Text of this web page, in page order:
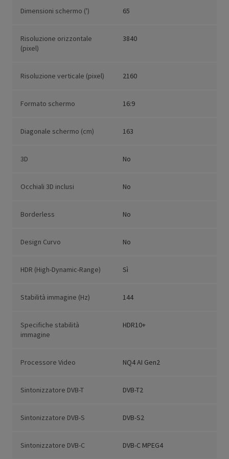
Dimensioni schermo (') 65
Risoluzione orizzontale
(pixel)
3840
Risoluzione verticale (pixel) 2160
Formato schermo 16:9
Diagonale schermo (cm) 163
3D No
Occhiali 3D inclusi No
Borderless No
Design Curvo No
HDR (High-Dynamic-Range) Sì
Stabilità immagine (Hz) 144
Specifiche stabilità
immagine
HDR10+
Processore Video NQ4 AI Gen2
Sintonizzatore DVB-T DVB-T2
Sintonizzatore DVB-S DVB-S2
Sintonizzatore DVB-C DVB-C MPEG4